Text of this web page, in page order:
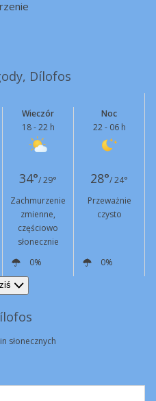
Dílofos
Wieczór
18 - 22 h
Noc
22 - 06 h
34°/ 29° 28°/ 24°
Zachmurzenie
zmienne,
częściowo
słonecznie
Przeważnie
czysto
0%
0%
słonecznych